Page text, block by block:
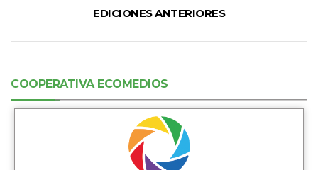
EDICIONES ANTERIORES
COOPERATIVA ECOMEDIOS